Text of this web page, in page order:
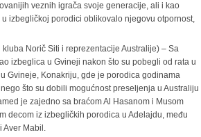
veznih igrača svoje generacije, ali i kao
izbegličkoj porodici oblikovalo njegovu otpornost,
Norič Siti i reprezentacije Australije) – Sa
izbeglica u Gvineji nakon što su pobegli od rata u
Gvineje, Konakriju, gde je porodica godinama
što su dobili mogućnost preseljenja u Australiju
je zajedno sa braćom Al Hasanom i Musom
decom iz izbegličkih porodica u Adelajdu, među
Aver Mabil.